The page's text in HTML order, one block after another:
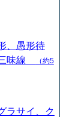
、愚形待
味線
（約5
ラサイ、ク